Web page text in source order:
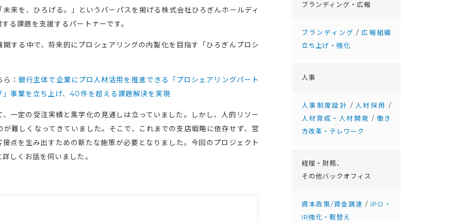
来を、ひろげる。」というパーパスを掲げる株式会社ひろぎんホールディ
る課題を支援するパートナーです。
する中で、将来的にプロシェアリングの内製化を目指す「ひろぎんプロシ
ら：銀行主体で企業にプロ人材活用を推進できる「プロシェアリングパート
事業を立ち上げ、40件を超える課題解決を実現
一定の受注実績と黒字化の見通しは立っていました。しかし、人的リソー
難しくなってきていました。そこで、これまでの支店戦略に依存せず、営
点を生み出すための新たな施策が必要となりました。今回のプロジェクト
しくお話を伺いました。
ブランディング・広報
ブランディング /広報組織
立ち上げ・強化
人事
人事制度設計 / 人材採用 /
人材育成・人材開発 / 働き
方改革・テレワーク
経理・財務、
その他バックオフィス
資本政策/資金調達 / IPO・
IR強化・鞍替え